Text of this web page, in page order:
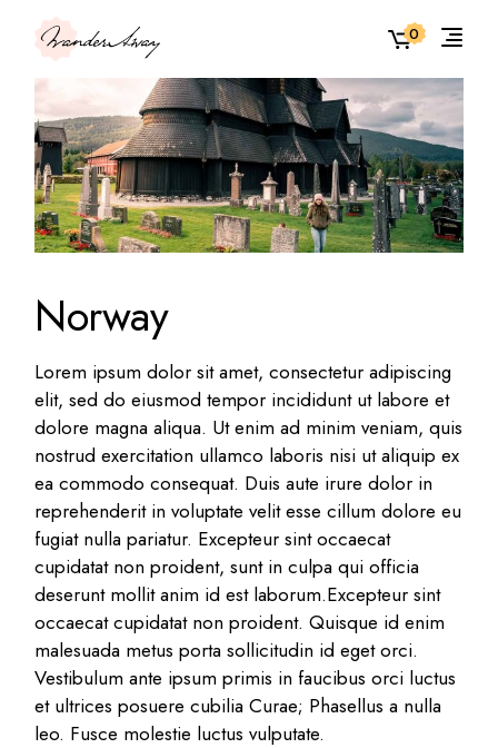
0
Norway
Lorem ipsum dolor sit amet, consectetur adipiscing
elit, sed do eiusmod tempor incididunt ut labore et
dolore magna aliqua. Ut enim ad minim veniam, quis
nostrud exercitation ullamco laboris nisi ut aliquip ex
ea commodo consequat. Duis aute irure dolor in
reprehenderit in voluptate velit esse cillum dolore eu
fugiat nulla pariatur. Excepteur sint occaecat
cupidatat non proident, sunt in culpa qui officia
deserunt mollit anim id est laborum.Excepteur sint
occaecat cupidatat non proident. Quisque id enim
malesuada metus porta sollicitudin id eget orci.
Vestibulum ante ipsum primis in faucibus orci luctus
et ultrices posuere cubilia Curae; Phasellus a nulla
leo. Fusce molestie luctus vulputate.